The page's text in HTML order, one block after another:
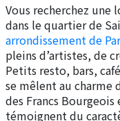
Vous recherchez une
dans le quartier de
arrondissement de
pleins d’artistes, de
Petits resto, bars,
se mêlent au charme
des Francs
témoignent du